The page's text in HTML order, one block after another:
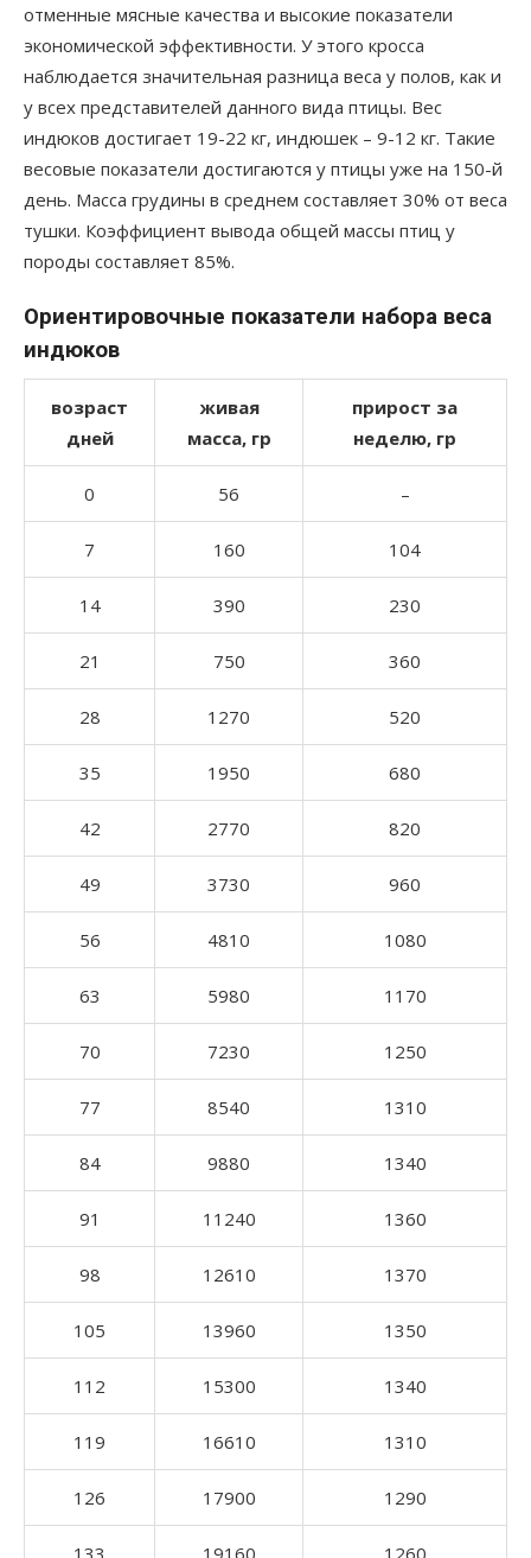
отменные мясные качества и высокие показатели
экономической эффективности. У этого кросса
наблюдается значительная разница веса у полов, как и
у всех представителей данного вида птицы. Вес
индюков достигает 19-22 кг, индюшек – 9-12 кг. Такие
весовые показатели достигаются у птицы уже на 150-й
день. Масса грудины в среднем составляет 30% от веса
тушки. Коэффициент вывода общей массы птиц у
породы составляет 85%.
Ориентировочные показатели набора веса
индюков
возраст
дней
живая
масса, гр
прирост за
неделю, гр
0 56 –
7 160 104
14 390 230
21 750 360
28 1270 520
35 1950 680
42 2770 820
49 3730 960
56 4810 1080
63 5980 1170
70 7230 1250
77 8540 1310
84 9880 1340
91 11240 1360
98 12610 1370
105 13960 1350
112 15300 1340
119 16610 1310
126 17900 1290
133 19160 1260